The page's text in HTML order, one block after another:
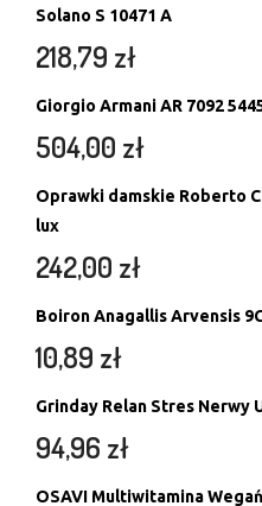
Solano S 10471 A
218,79 zł
Giorgio Armani AR 7092
504,00 zł
Oprawki damskie Roberto
lux
242,00 zł
Boiron Anagallis Arvensis
10,89 zł
Grinday Relan Stres Nerwy
94,96 zł
OSAVI Multiwitamina